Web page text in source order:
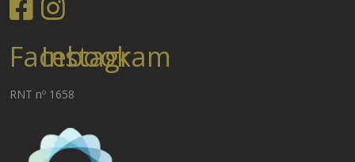
Facebook
Instagram
RNT nº 1658